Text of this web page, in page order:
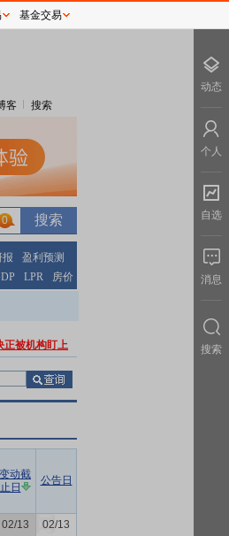
客 搜索
0
报
盈利预测
LPR 房价
正被机构盯上
变动截
止日
公告日
02/13
02/13
基金交易
动态
个人
自选
消息
搜索